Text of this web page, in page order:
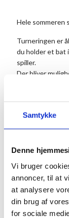
Samtykke
Denne
Vi bruger
annoncer, til at
at analysere
din brug af
for sociale
Hele sommeren
Turneringen er
du holder et bat
spiller.
Der bliver
lære nye tips og
velkommen til
Alle kan være
For at sikre dig
det dog, at du
Vi mødes kl.
hvis vejret er